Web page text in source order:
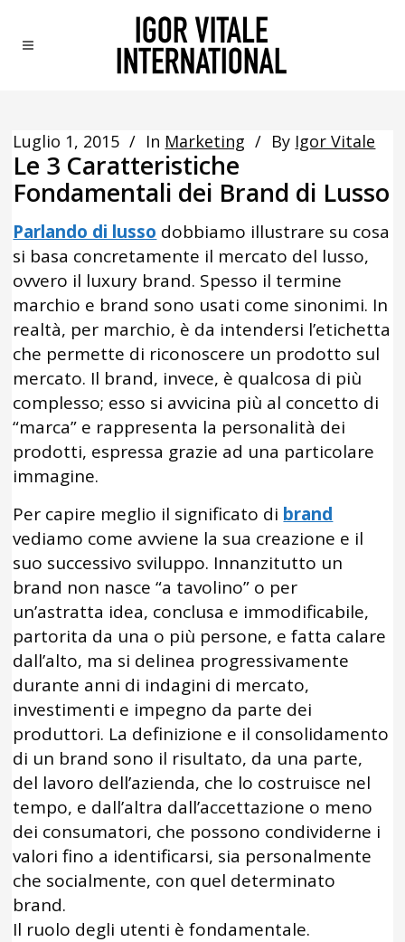
Luglio 1, 2015 In Marketing By Igor Vitale
Le 3 Caratteristiche
Fondamentali dei Brand di Lusso
Parlando di lusso dobbiamo illustrare su cosa
si basa concretamente il mercato del lusso,
ovvero il luxury brand. Spesso il termine
marchio e brand sono usati come sinonimi. In
realtà, per marchio, è da intendersi l’etichetta
che permette di riconoscere un prodotto sul
mercato. Il brand, invece, è qualcosa di più
complesso; esso si avvicina più al concetto di
“marca” e rappresenta la personalità dei
prodotti, espressa grazie ad una particolare
immagine.
Per capire meglio il significato di brand
vediamo come avviene la sua creazione e il
suo successivo sviluppo. Innanzitutto un
brand non nasce “a tavolino” o per
un’astratta idea, conclusa e immodificabile,
partorita da una o più persone, e fatta calare
dall’alto, ma si delinea progressivamente
durante anni di indagini di mercato,
investimenti e impegno da parte dei
produttori. La definizione e il consolidamento
di un brand sono il risultato, da una parte,
del lavoro dell’azienda, che lo costruisce nel
tempo, e dall’altra dall’accettazione o meno
dei consumatori, che possono condividerne i
valori fino a identificarsi, sia personalmente
che socialmente, con quel determinato
brand.
Il ruolo degli utenti è fondamentale.